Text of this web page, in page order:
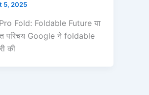
5, 2025
Fold: Foldable Future या
परिचय Google ने foldable
की